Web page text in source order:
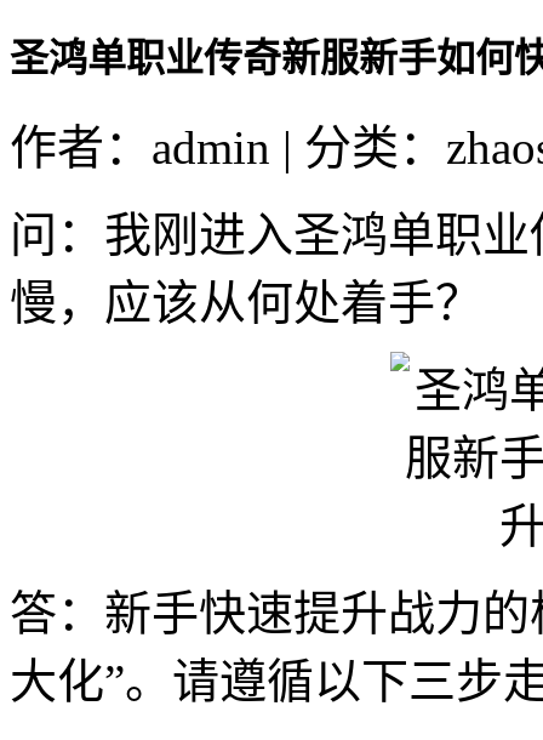
圣鸿单职业传奇新服新手如何
作者：admin | 分类：
问：我刚进入圣鸿单职
慢，应该从何处着手？
答：新手快速提升战力
大化”。请遵循以下三步